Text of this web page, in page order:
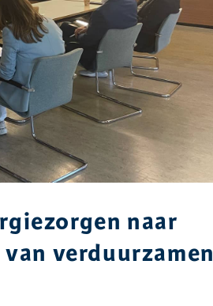
naar
verduurzamen